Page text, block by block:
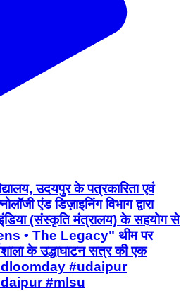
उदयपुर के पत्रकारिता एवं
एंड डिज़ाइनिंग विभाग द्वारा
(संस्कृति मंत्रालय) के सहयोग से
• The Legacy" थीम पर
के उद्धाघाटन सत्र की एक
#udaipur
#mlsu